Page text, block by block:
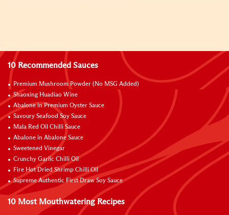
10 Recommended Sauces
Premium Mushroom Powder (No MSG Added)
Shaoxing Huadiao Wine
Abalone in Premium Oyster Sauce
Savoury Seafood Soy Sauce
Mala Red Oil Chilli Sauce
Abalone in Abalone Sauce
Sweetened Vinegar
Crunchy Garlic Chilli Oil
Fire Hot Dried Shrimp Chilli Oil
Supreme Authentic First Draw Soy Sauce
10 Most Mouthwatering Recipes